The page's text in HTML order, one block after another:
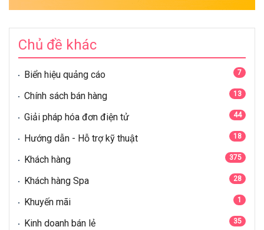
Chủ đề khác
Biển hiệu quảng cáo 7
Chính sách bán hàng 13
Giải pháp hóa đơn điện tử 44
Hướng dẫn - Hỗ trợ kỹ thuật 18
Khách hàng 375
Khách hàng Spa 28
Khuyến mãi 1
Kinh doanh bán lẻ 35